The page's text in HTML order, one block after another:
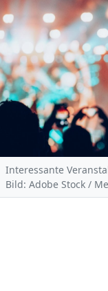
Interessante
Bild: Adobe Stock /